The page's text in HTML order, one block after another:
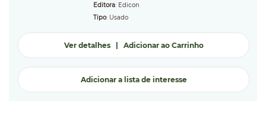
Editora: Edicon
Tipo: Usado
Ver detalhes| Adicionar ao Carrinho
Adicionar a lista de interesse